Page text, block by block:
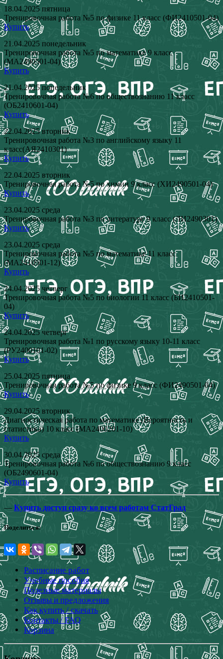
18.04.2025 пятница
Тренировочная работа №5 по физике 11 класс (ФИ2410501-04)
Купить
21.04.2025 понедельник
Тренировочная работа №5 по математике 9 класс
(МА2490501-04)
Купить
21.04.2025 понедельник
Тренировочная работа №6 по обществознанию 11 класс
(ОБ2410601-04)
Купить
22.04.2025 вторник
Тренировочная работа №3 по английскому языку 11
класс(АЯ2410301)
Купить
22.04.2025 вторник
Тренировочная работа №5 по химии 9 класс (ХИ2490501-04)
Купить
23.04.2025 среда
Тренировочная работа №3 по литературе 9 класс (ЛИ2490301)
Купить
23.04.2025 среда
Тренировочная работа №5 по математике 11 класс
(МА2410501-12)
Купить
24.04.2025 четверг
Тренировочная работа №5 по биологии 11 класс (БИ2410501-
04)
Купить
24.04.2025 четверг
Тренировочная работа №1 по русскому языку 10-11 класс
(РУ2400101-02)
Купить
25.04.2025 пятница
Тренировочная работа №5 по физике 9 класс (ФИ2490501-04)
Купить
29.04.2025 вторник
Диагностическая работа по математике (Вероятность и
статистика) 10 класс (МА2400201-10)
Купить
30.04.2025 среда
Тренировочная работа №6 по обществознанию 9 класс
(ОБ2490601-04)
Купить
— Купить доступ сразу ко всем работам СтатГрад
Поделиться:
Расписание работ
Учебные пособия
Полезные материалы
Отзывы и предложения
Как купить / скачать
Контакты / FAQ
Корзина